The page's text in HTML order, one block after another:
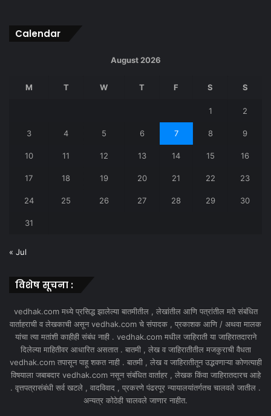
Calendar
August 2026
M T W T F S S
1 2
3 4 5 6 7 8 9
10 11 12 13 14 15 16
17 18 19 20 21 22 23
24 25 26 27 28 29 30
31
« Jul
विशेष सूचना :
vedhak.com मध्ये प्रसिद्ध झालेल्या बातमीतील , लेखांतील आणि पत्रांतील मते संबंधित
वार्ताहराची व लेखकाची असून vedhak.com चे संपादक , प्रकाशक आणि / अथवा मालक
यांचा त्या मतांशी काहीही संबंध नाही . vedhak.com मधील जाहिराती या जाहिरातदाराने
दिलेल्या माहितीवर आधारित असतात . बातमी , लेख व जाहिरातीतील मजकुराची वैधता
vedhak.com तपासून पाहू शकत नाही . बातमी , लेख व जाहिरातीतून उद्भवणाऱ्या कोणत्याही
विषयाला जबाबदार vedhak.com नसून संबंधित वार्ताहर , लेखक किंवा जाहिरातदारच आहे
. वृत्तपत्रासंबंधी सर्व खटले , वादविवाद , प्रकरणे पंढरपूर न्यायालयांतर्गतच चालवले जातील .
अन्यत्र कोठेही चालवले जाणार नाहीत.